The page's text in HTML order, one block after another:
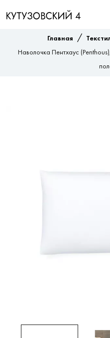
Главная /
Наволочка Пентхаус